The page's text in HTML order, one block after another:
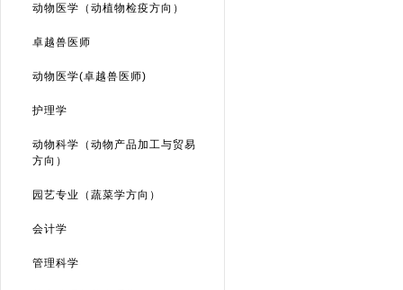
动物医学（动植物检疫方向）
卓越兽医师
动物医学(卓越兽医师)
护理学
动物科学（动物产品加工与贸易
方向）
园艺专业（蔬菜学方向）
会计学
管理科学